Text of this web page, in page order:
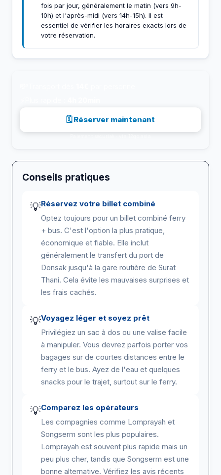
fois par jour, généralement le matin (vers 9h-
10h) et l'après-midi (vers 14h-15h). Il est
essentiel de vérifier les horaires exacts lors de
votre réservation.
🗓 Réserver maintenant
Conseils pratiques
💡Réservez votre billet combiné
Optez toujours pour un billet combiné ferry
+ bus. C'est l'option la plus pratique,
économique et fiable. Elle inclut
généralement le transfert du port de
Donsak jusqu'à la gare routière de Surat
Thani. Cela évite les mauvaises surprises et
les frais cachés.
💡Voyagez léger et soyez prêt
Privilégiez un sac à dos ou une valise facile
à manipuler. Vous devrez parfois porter vos
bagages sur de courtes distances entre le
ferry et le bus. Ayez de l'eau et quelques
snacks pour le trajet, surtout sur le ferry.
💡Comparez les opérateurs
Les compagnies comme Lomprayah et
Songserm sont les plus populaires.
Lomprayah est souvent plus rapide mais un
peu plus cher, tandis que Songserm est une
bonne alternative. Vérifiez les avis récents